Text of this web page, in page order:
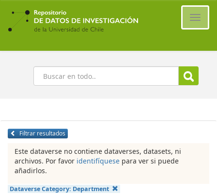
Ir
contenido
principal
Buscar
Filtrar resultados
Este dataverse no contiene dataverses, datasets, ni
archivos. Por favor identifíquese para ver si puede
añadirlos.
Dataverse Category: Department